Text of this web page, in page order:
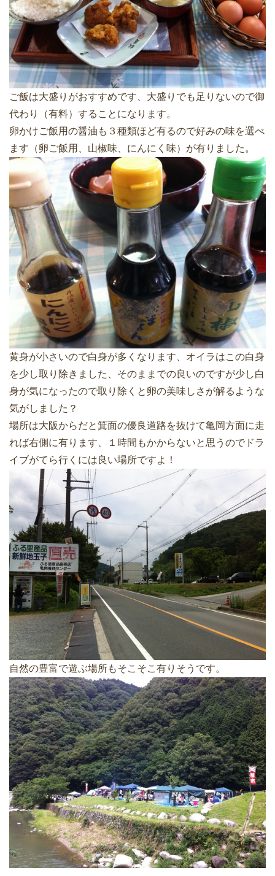
ご飯は大盛りがおすすめです、大盛りでも足りないので御
代わり（有料）することになります。
卵かけご飯用の醤油も３種類ほど有るので好みの味を選べ
ます（卵ご飯用、山椒味、にんにく味）が有りました。
黄身が小さいので白身が多くなります、オイラはこの白身
を少し取り除きました、そのままでの良いのですが少し白
身が気になったので取り除くと卵の美味しさが解るような
気がしました？
場所は大阪からだと箕面の優良道路を抜けて亀岡方面に走
れば右側に有ります、１時間もかからないと思うのでドラ
イブがてら行くには良い場所ですよ！
自然の豊富で遊ぶ場所もそこそこ有りそうです。